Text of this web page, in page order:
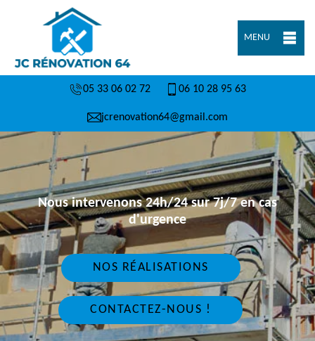
MENU
05 33 06 02 72 06 10 28 95 63
jcrenovation64@gmail.com
Nous intervenons 24h/24 sur 7j/7 en cas
d'urgence
NOS RÉALISATIONS
CONTACTEZ-NOUS !